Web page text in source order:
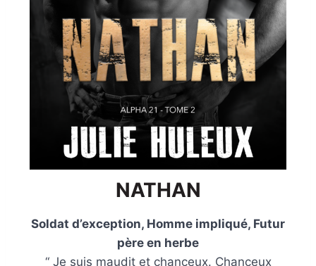
NATHAN
Soldat d’exception, Homme impliqué, Futur
père en herbe
“ Je suis maudit et chanceux. Chanceux